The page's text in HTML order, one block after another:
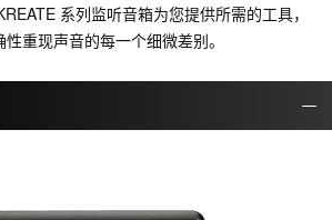
系列监听音箱为您提供所需的工具，
重现声音的每一个细微差别。